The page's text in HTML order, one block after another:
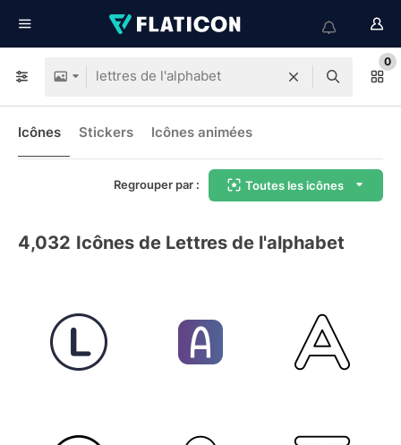
0
Icônes Stickers Icônes animées
Regrouper par : Toutes les icônes
4,032 Icônes de Lettres de l'alphabet